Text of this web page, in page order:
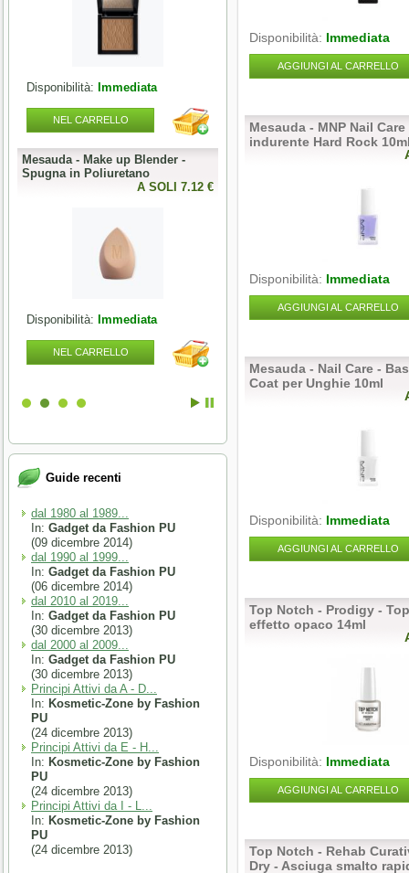
Disponibilità: Immediata
NEL CARRELLO
Mesauda - Make up Blender -
Spugna in Poliuretano
A SOLI 7.12 €
Disponibilità: Immediata
NEL CARRELLO
Semipermanente puntinato 10ml
A SOLI 9.84
Disponibilità:Immediata
Guide recenti
dal 1980 al 1989...
In: Gadget da Fashion PU
(09 dicembre 2014)
dal 1990 al 1999...
In: Gadget da Fashion PU
(06 dicembre 2014)
dal 2010 al 2019...
In: Gadget da Fashion PU
(30 dicembre 2013)
dal 2000 al 2009...
In: Gadget da Fashion PU
(30 dicembre 2013)
Principi Attivi da A - D...
In: Kosmetic-Zone by Fashion
PU
(24 dicembre 2013)
Principi Attivi da E - H...
In: Kosmetic-Zone by Fashion
PU
(24 dicembre 2013)
Principi Attivi da I - L...
In: Kosmetic-Zone by Fashion
PU
(24 dicembre 2013)
Disponibilità: Immediata
AGGIUNGI AL CARRELLO
Mesauda - MNP Nail
indurente Hard Rock
Disponibilità: Immediata
AGGIUNGI AL CARRELLO
Mesauda - Nail Care -
Coat per Unghie 10ml
Disponibilità: Immediata
AGGIUNGI AL CARRELLO
Top Notch - Prodigy -
effetto opaco 14ml
Disponibilità: Immediata
AGGIUNGI AL CARRELLO
Top Notch - Rehab
Dry - Asciuga smalto